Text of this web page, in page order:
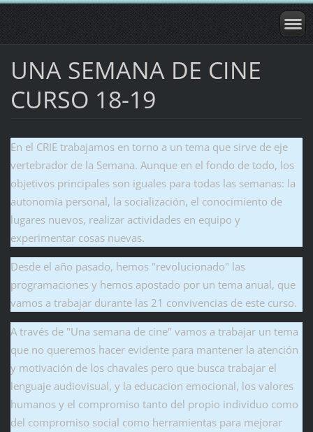
UNA SEMANA DE CINE
CURSO 18-19
En el CRIE trabajamos en torno a un tema que sirve de eje
vertebrador de la Semana. Aunque en el fondo de todo, los
objetivos principales son iguales para todas las semanas: la
autonomía personal, la socialización, el conocimiento de
lugares nuevos, realizar actividades en equipo y
experimentar cosas nuevas.
Desde el año pasado, hemos "revolucionado" las
programaciones y hemos apostado por un tema anual, que
vamos a trabajar durante las 21 convivencias de este curso.
A través de "Una semana de cine" vamos a trabajar un tema
que no queremos hacer evidente para mantener la atención
y motivación de los chavales pero que busca trabajar el
lenguaje audiovisual, y la educacion emocional, los valores
humanos y el compromiso tanto del propio individuo como
del compromiso social como herramientas para mejorar